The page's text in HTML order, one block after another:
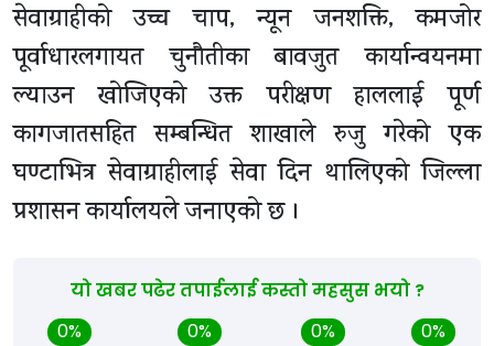
सेवाग्राहीको उच्च चाप, न्यून जनशक्ति, कमजोर
पूर्वाधारलगायत चुनौतीका बावजुत कार्यान्वयनमा
ल्याउन खोजिएको उक्त परीक्षण हाललाई पूर्ण
कागजातसहित सम्बन्धित शाखाले रुजु गरेको एक
घण्टाभित्र सेवाग्राहीलाई सेवा दिन थालिएको जिल्ला
प्रशासन कार्यालयले जनाएको छ ।
यो खबर पढेर तपाईलाई कस्तो महसुस भयो ?
0%
0% 0% 0%